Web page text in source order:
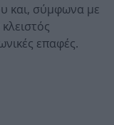
και, σύμφωνα με
επαφές.